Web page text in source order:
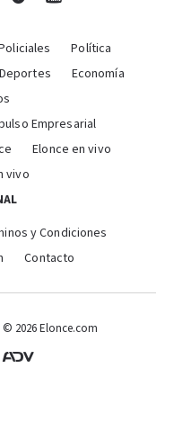
Política
Deportes
Economía
Empresarial
Elonce en vivo
vivo
y Condiciones
Contacto
© 2026 Elonce.com